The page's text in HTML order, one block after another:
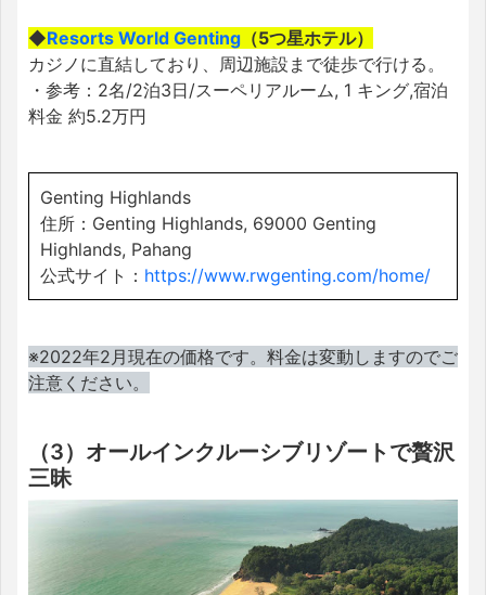
◆Resorts World Genting （5つ星ホテル）
カジノに直結しており、周辺施設まで徒歩で行ける。
・参考：2名/2泊3日/スーペリアルーム, 1 キング,宿泊
料金 約5.2万円
Genting Highlands
住所：Genting Highlands, 69000 Genting
Highlands, Pahang
公式サイト： https://www.rwgenting.com/home/
※2022年2月現在の価格です。料金は変動しますのでご
注意ください。
（3）オールインクルーシブリゾートで贅沢
三昧